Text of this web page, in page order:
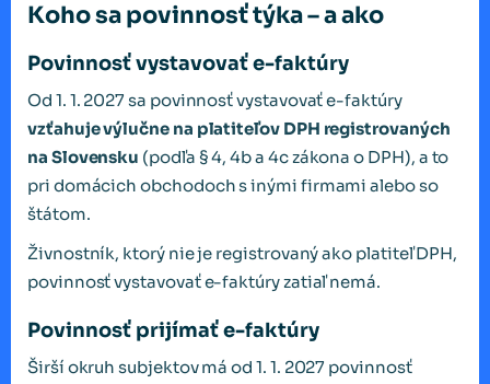
Koho sa povinnosť týka – a ako
Povinnosť vystavovať e-faktúry
Od 1. 1. 2027 sa povinnosť vystavovať e-faktúry
vzťahuje výlučne na platiteľov DPH registrovaných
na Slovensku (podľa § 4, 4b a 4c zákona o DPH), a to
pri domácich obchodoch s inými firmami alebo so
štátom.
Živnostník, ktorý nie je registrovaný ako platiteľ DPH,
povinnosť vystavovať e-faktúry zatiaľ nemá.
Povinnosť prijímať e-faktúry
Širší okruh subjektov má od 1. 1. 2027 povinnosť